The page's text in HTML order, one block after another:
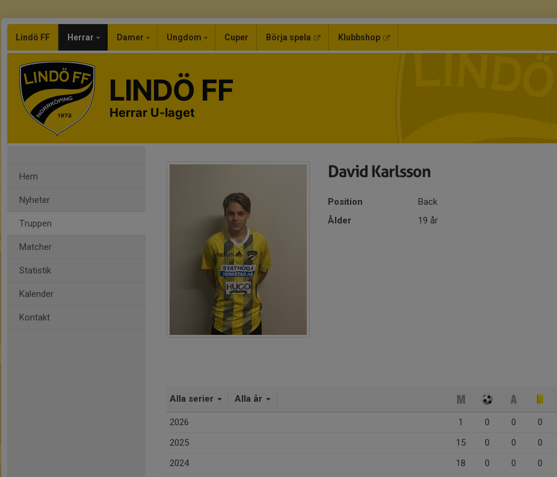
Lindö FF Herrar Damer Ungdom Cuper Börja spela Klubbshop
LINDÖ FF
Herrar U-laget
Hem
Nyheter
Truppen
Matcher
Statistik
Kalender
Kontakt
David Karlsson
Position
Back
Ålder
19 år
Alla serier Alla år
2026 1 0 0 0
2025
15 0 0 0
2024
18 0 0 0